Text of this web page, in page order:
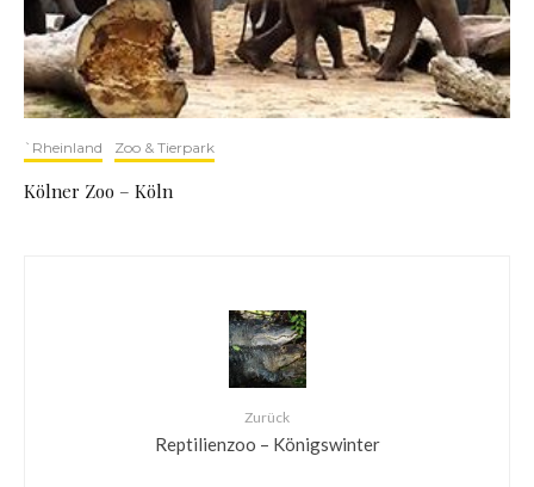
`Rheinland Zoo & Tierpark
Kölner Zoo – Köln
Zurück
Reptilienzoo – Königswinter